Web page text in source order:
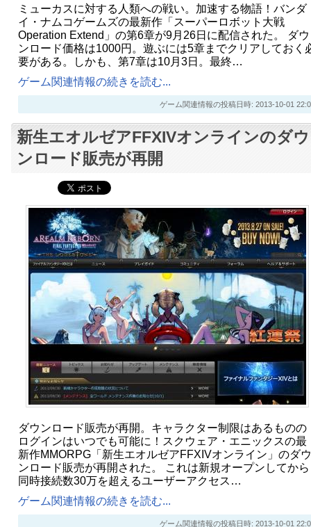
ミューカスに対する人類への戦い。加速する物語！バンダ
イ・ナムコゲームズの最新作「スーパーロボット大戦
Operation Extend」の第6章が9月26日に配信された。 ダウ
ンロード価格は1000円。遊ぶには5章までクリアしておく
要がある。しかも、第7章は10月3日。最終…
ゲーム関連情報の続きを読む...
ゲーム関連情報の投稿日時: 2013-10-01
新生エオルゼアFFXIVオンラインのダウ
ンロード販売が再開
ダウンロード販売が再開。キャラクター制限はあるものの
ログインはいつでも可能に！スクウェア・エニックスの最
新作MMORPG「新生エオルゼアFFXIVオンライン」のダウ
ンロード販売が再開された。 これは新規オープンしてから
同時接続数30万を超えるユーザーアクセス…
ゲーム関連情報の続きを読む...
ゲーム関連情報の投稿日時: 2013-10-01